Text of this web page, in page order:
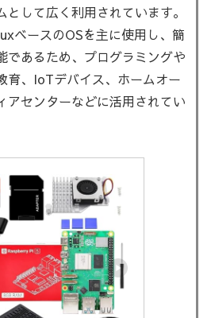
して広く利用されています。
ベースのOSを主に使用し、簡
であるため、プログラミングや
育、IoTデバイス、ホームオー
アセンターなどに活用されてい